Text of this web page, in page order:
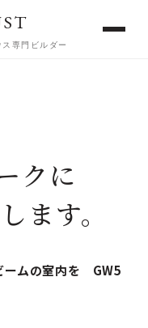
専門ビルダー
クに
ます。
ームの室内を GW5